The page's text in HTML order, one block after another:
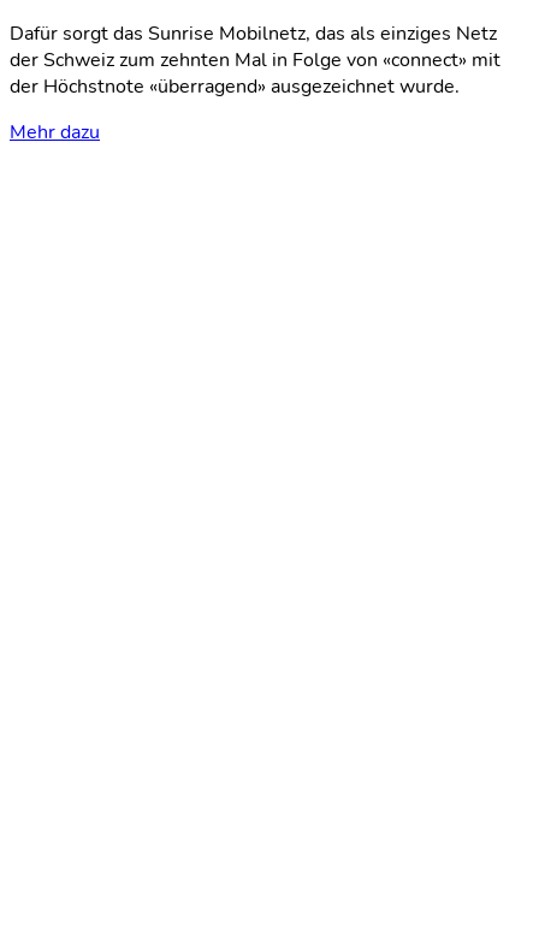
Dafür sorgt das Sunrise Mobilnetz, das als einziges Netz
der Schweiz zum zehnten Mal in Folge von «connect» mit
der Höchstnote «überragend» ausgezeichnet wurde.
Mehr dazu